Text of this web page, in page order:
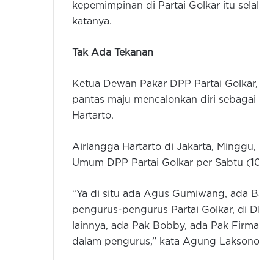
kepemimpinan di Partai Golkar itu
katanya.
Tak Ada Tekanan
Ketua Dewan Pakar DPP Partai Golkar,
pantas maju mencalonkan diri
Hartarto.
Airlangga Hartarto di Jakarta,
Umum DPP Partai Golkar per Sabtu
“Ya di situ ada Agus Gumiwang, ada
pengurus-pengurus Partai Golkar, di
lainnya, ada Pak Bobby, ada Pak
dalam pengurus,” kata Agung